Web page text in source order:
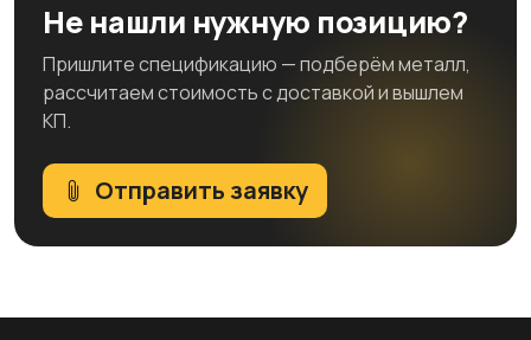
Не нашли нужную позицию?
Пришлите спецификацию — подберём металл,
рассчитаем стоимость с доставкой и вышлем
КП.
Отправить заявку